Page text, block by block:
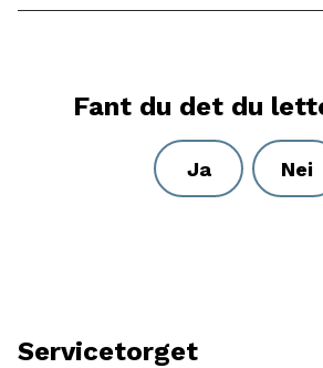
Fant du det du
Ja Nei
Servicetorget